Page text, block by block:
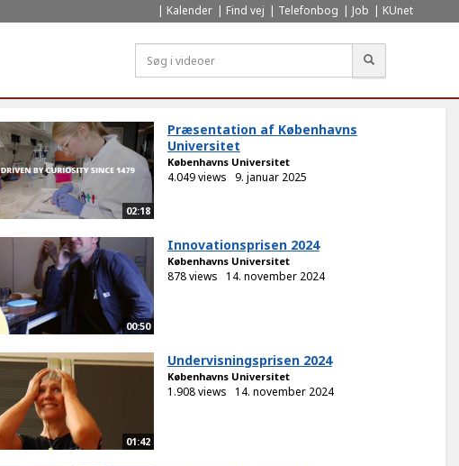
Kalender Find vej Telefonbog Job KUnet
02:18
Præsentation af Københavns
Universitet
Københavns Universitet
4.049 views 9. januar 2025
00:50
Innovationsprisen 2024
Københavns Universitet
878 views 14. november 2024
01:42
Undervisningsprisen 2024
Københavns Universitet
1.908 views 14. november 2024